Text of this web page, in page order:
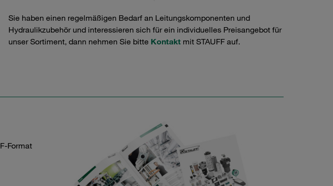
Sie haben einen regelmäßigen Bedarf an Leitungskomponenten und
Hydraulikzubehör und interessieren sich für ein individuelles Preisangebot für
unser Sortiment, dann nehmen Sie bitte Kontakt mit STAUFF auf.
Format